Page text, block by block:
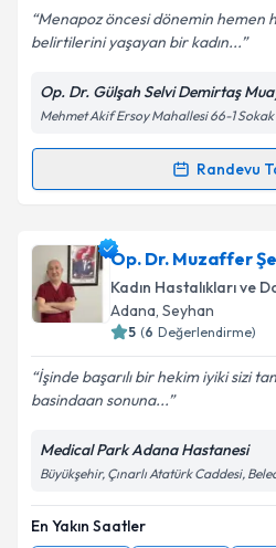
Menapoz öncesi dönemin hemen
belirtilerini yaşayan bir kadın...
Op. Dr. Gülşah Selvi Demirtaş
Mehmet Akif Ersoy Mahallesi 66-1
Randevu
Randevu Takvimi
Doç. Dr. Gülşah Selvi
talebi oluşturun. Size bu
için bir takvim
bilgilendireceğiz.
E-posta Adresiniz
Kişisel verilerimin
kapsamda işlenmesini
Op. Dr. Muzaffer
Kadın Hastalıkları ve
Adana, Seyhan
5 (6 Değerlendirme)
İşinde başarılı bir hekim iyiki sizi
basindaan sonuna...
Medical Park Adana Hastanesi
Büyükşehir, Çınarlı Atatürk Caddesi,
En Yakın Saatler